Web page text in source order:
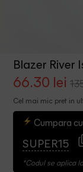
Blazer River
66.30 lei
Cel mai mic pret in
Cumpara
SUPER15
*Codul se aplica